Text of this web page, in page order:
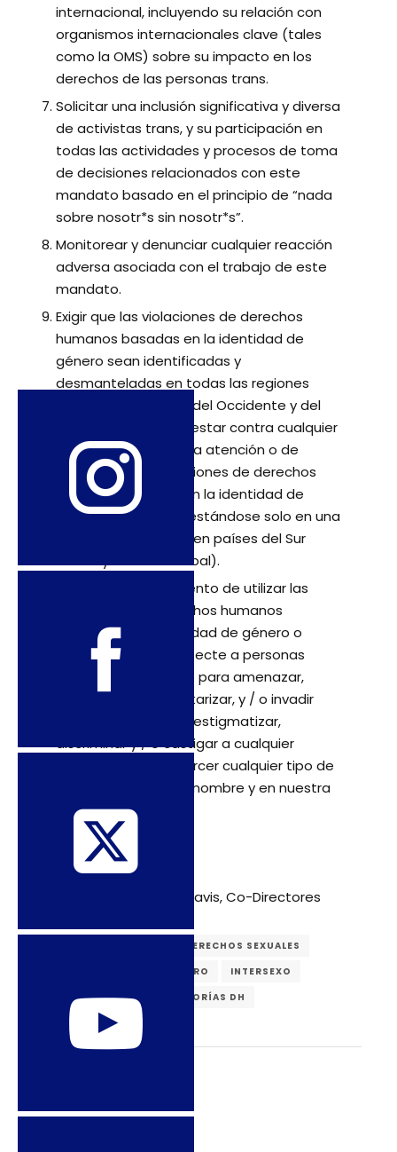
internacional, incluyendo su relación con
organismos internacionales clave (tales
como la OMS) sobre su impacto en los
derechos de las personas trans.
Solicitar una inclusión significativa y diversa
de activistas trans, y su participación en
todas las actividades y procesos de toma
de decisiones relacionados con este
mandato basado en el principio de “nada
sobre nosotr*s sin nosotr*s”.
Monitorear y denunciar cualquier reacción
adversa asociada con el trabajo de este
mandato.
Exigir que las violaciones de derechos
humanos basadas en la identidad de
género sean identificadas y
desmanteladas en todas las regiones
(incluidos los países del Occidente y del
Norte Global), y protestar contra cualquier
intento de restringir la atención o de
singularizar las violaciones de derechos
humanos basadas en la identidad de
género como manifestándose solo en una
región (por ejemplo, en países del Sur
Global y del Este Global).
Resistir cualquier intento de utilizar las
violaciones de derechos humanos
basadas en la identidad de género o
cualquier otra que afecte a personas
trans como pretexto para amenazar,
atacar, explotar, militarizar, y / o invadir
cualquier lugar; para estigmatizar,
discriminar y / o castigar a cualquier
población; y para ejercer cualquier tipo de
violencia en nuestro nombre y en nuestra
representación.
En solidaridad,
Mauro Cabral y Masen Davis, Co-Directores
DERECHOS SEXUALES
GÉNERO
INTERSEXO
LGBTQIA
ONU RELATORÍAS DH